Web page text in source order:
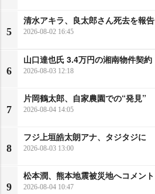
5
清水アキラ、良太郎さん死去を報告
2026-08-02 16:45
6
山口達也氏 3.4万円の湘南物件契約
2026-08-03 12:18
7
片岡鶴太郎、自家農園での“発見”
2026-08-04 14:05
8
フジ上垣皓太朗アナ、タジタジに
2026-08-03 13:00
9
松本潤、熊本地震被災地へコメント
2026-08-04 10:47